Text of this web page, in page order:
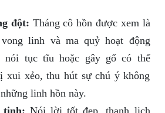
đột: Tháng cô hồn được xem là
linh và ma quỷ hoạt động
nói tục tĩu hoặc gây gổ có thể
xui xẻo, thu hút sự chú ý không
linh hồn này.